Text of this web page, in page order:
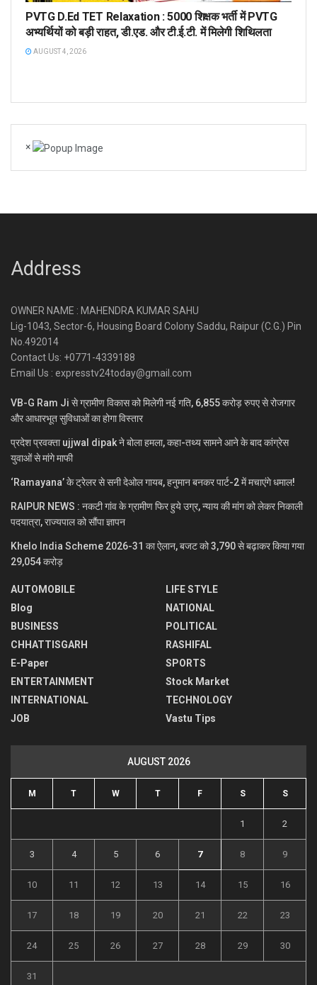
PVTG D.Ed TET Relaxation : 5000 शिक्षक भर्ती में PVTG
अभ्यर्थियों को बड़ी राहत, डी.एड. और टी.ई.टी. में मिलेगी शिथिलता
AUGUST 4, 2026
×
Address
OWNER NAME : MAHENDRA KUMAR SAHU
Lig-1043, Sector-6, Housing Board Colony Saddu, Raipur (C.G.) Pin
No.492014
Contact Us: +0771-4339188
Email Us : expresstv24today@gmail.com
VB-G Ram Ji से ग्रामीण विकास को मिलेगी नई गति, 6,855 करोड़ रुपए से रोजगार
और आधारभूत सुविधाओं का होगा विस्तार
प्रदेश प्रवक्ता ujjwal dipak ने बोला हमला, कहा-तथ्य सामने आने के बाद कांग्रेस
युवाओं से मांगे माफी
‘Ramayana’ के ट्रेलर से सनी देओल गायब, हनुमान बनकर पार्ट-2 में मचाएंगे धमाल!
RAIPUR NEWS : नकटी गांव के ग्रामीण फिर हुये उग्र, न्याय की मांग को लेकर निकाली
पदयात्रा, राज्यपाल को सौंपा ज्ञापन
Khelo India Scheme 2026-31 का ऐलान, बजट को 3,790 से बढ़ाकर किया गया
29,054 करोड़
AUTOMOBILE
Blog
BUSINESS
CHHATTISGARH
E-Paper
ENTERTAINMENT
INTERNATIONAL
JOB
LIFE STYLE
NATIONAL
POLITICAL
RASHIFAL
SPORTS
Stock Market
TECHNOLOGY
Vastu Tips
AUGUST 2026
M T W T F S S
1 2
3 4 5 6 7 8 9
10 11 12 13 14 15 16
17 18 19 20 21 22 23
24 25 26 27 28 29 30
31